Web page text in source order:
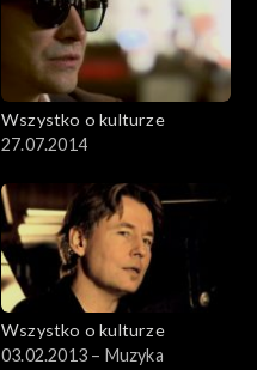
Wszystko o kulturze
27.07.2014
Wszystko o kulturze
03.02.2013 – Muzyka